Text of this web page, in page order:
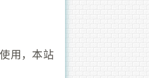
用，本站